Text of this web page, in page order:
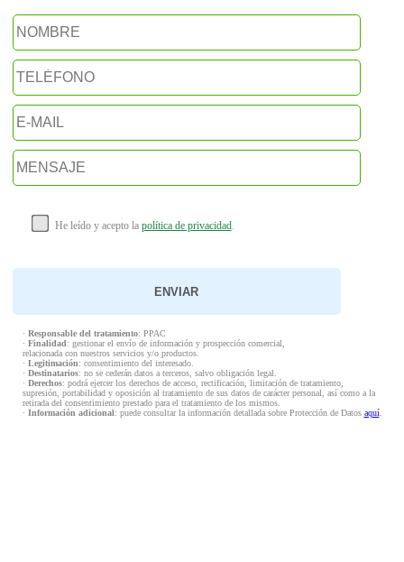
He leído y acepto la política de privacidad.
· Responsable del tratamiento: PPAC
· Finalidad: gestionar el envío de información y prospección comercial,
relacionada con nuestros servicios y/o productos.
· Legitimación: consentimiento del interesado.
· Destinatarios: no se cederán datos a terceros, salvo obligación legal.
· Derechos: podrá ejercer los derechos de acceso, rectificación, limitación de tratamiento,
supresión, portabilidad y oposición al tratamiento de sus datos de carácter personal, así como a la
retirada del consentimiento prestado para el tratamiento de los mismos.
· Información adicional: puede consultar la información detallada sobre Protección de Datos aquí.